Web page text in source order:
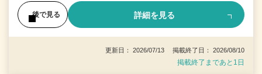
後で見る 詳細を見る
更新日： 2026/07/13 掲載終了日： 2026/08/10
掲載終了まであと1日